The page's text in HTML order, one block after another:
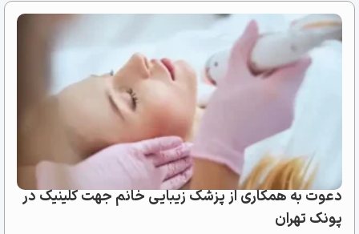
دعوت به همکاری از پزشک زیبایی خانم جهت کلینیک در
پونک تهران